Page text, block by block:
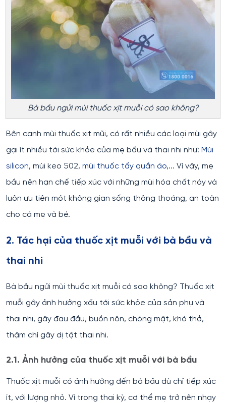
Bà bầu ngửi mùi thuốc xịt muỗi có sao không?
Bên cạnh mùi thuốc xịt mũi, có rất nhiều các loại mùi gây
gại ít nhiều tới sức khỏe của mẹ bầu và thai nhi như: Mùi
silicon, mùi keo 502, mùi thuốc tẩy quần áo,... Vì vậy, mẹ
bầu nên hạn chế tiếp xúc với những mùi hóa chất này và
luôn ưu tiên một không gian sống thông thoáng, an toàn
cho cả mẹ và bé.
2. Tác hại của thuốc xịt muỗi với bà bầu và
thai nhi
Bà bầu ngửi mùi thuốc xịt muỗi có sao không? Thuốc xịt
muỗi gây ảnh hưởng xấu tới sức khỏe của sản phụ và
thai nhi, gây đau đầu, buồn nôn, chóng mặt, khó thở,
thậm chí gây dị tật thai nhi.
2.1. Ảnh hưởng của thuốc xịt muỗi với bà bầu
Thuốc xịt muỗi có ảnh hưởng đến bà bầu dù chỉ tiếp xúc
ít, với lượng nhỏ. Vì trong thai kỳ, cơ thể mẹ trở nên nhạy